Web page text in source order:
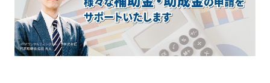
クラウドモビリティ研究所
お問い合わせ